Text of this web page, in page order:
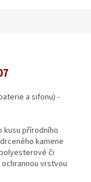
a sifonu) -
kusu přírodního
kamene
či
vrstvou